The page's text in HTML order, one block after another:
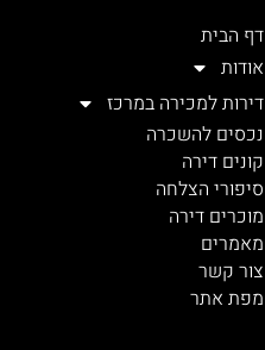
דף הבית
אודות
דירות למכירה במרכז
נכסים להשכרה
קונים דירה
סיפורי הצלחה
מוכרים דירה
מאמרים
צור קשר
מפת אתר